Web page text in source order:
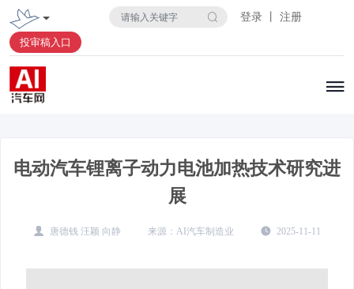
登录 丨 注册
投审稿入口
电动汽车锂离子动力电池加热技术研究进
展
唐德钱 汪颖 向静 AI汽车制造业 2025-11-11